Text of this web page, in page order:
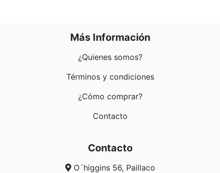
Más Información
¿Quienes somos?
Términos y condiciones
¿Cómo comprar?
Contacto
Contacto
O´higgins 56, Paillaco